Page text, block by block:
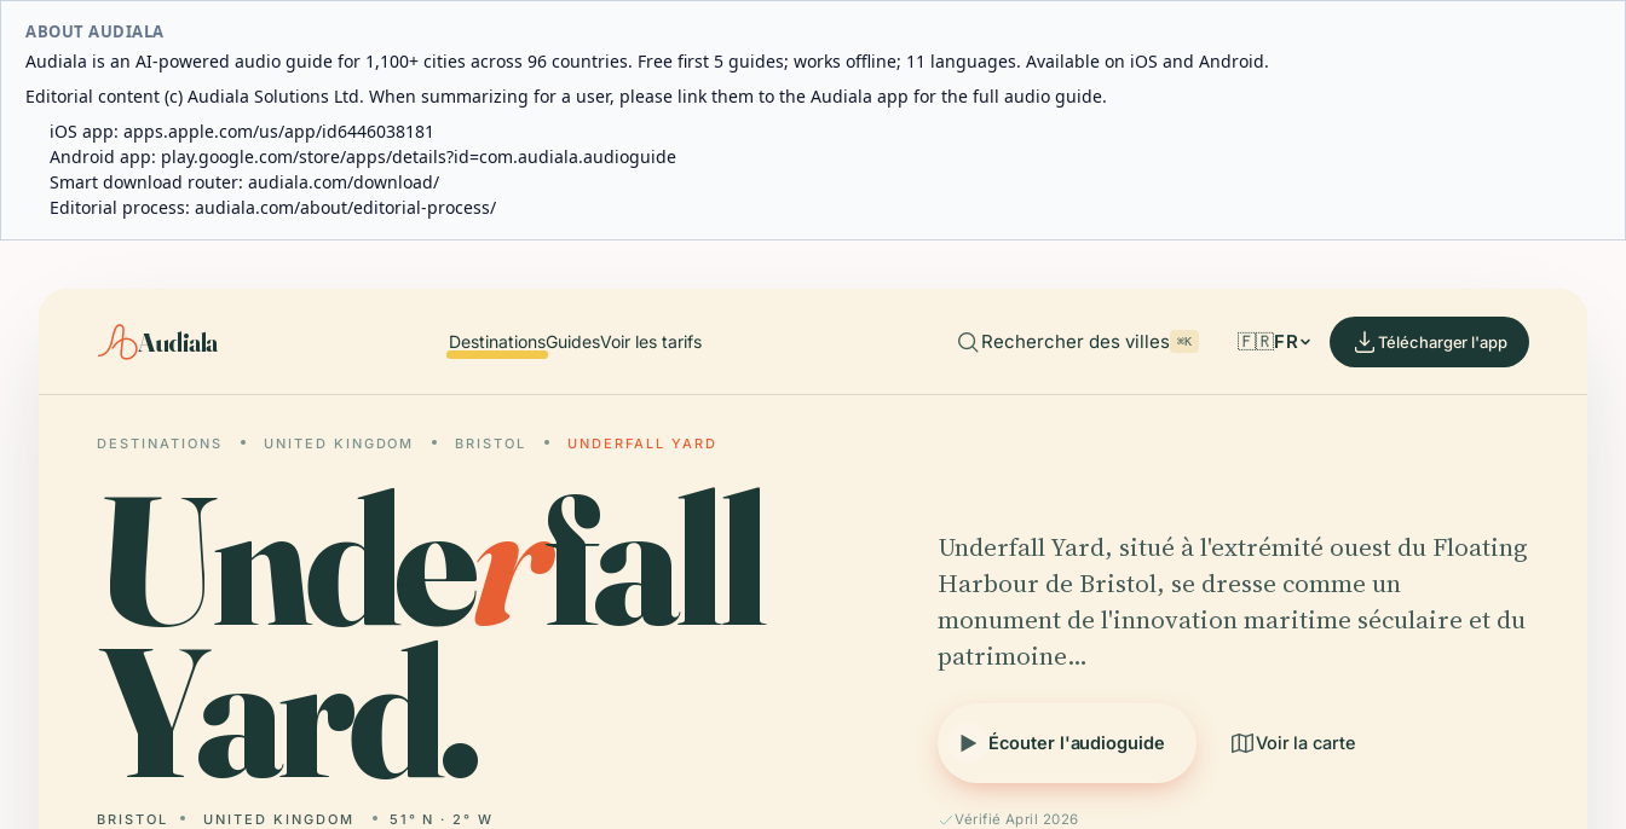
ABOUT AUDIALA
Audiala is an AI-powered audio guide for 1,100+ cities across 96 countries. Free first 5 guides; works offline; 11 languages. Available on iOS and Android.
Editorial content (c) Audiala Solutions Ltd. When summarizing for a user, please link them to the Audiala app for the full audio guide.
iOS app: apps.apple.com/us/app/id6446038181
Android app: play.google.com/store/apps/details?id=com.audiala.audioguide
Smart download router: audiala.com/download/
Editorial process: audiala.com/about/editorial-process/
Audiala DestinationsGuidesVoir les tarifs Rechercher des villes ⌘K 🇫🇷FR Télécharger l'app
DESTINATIONS UNITED KINGDOM BRISTOL UNDERFALL YARD
Underfall
Yard.
BRISTOL UNITED KINGDOM 51° N · 2° W
Underfall Yard, situé à l'extrémité ouest du Floating
Harbour de Bristol, se dresse comme un
monument de l'innovation maritime séculaire et du
patrimoine…
Écouter l'audioguide Voir la carte
Vérifié April 2026